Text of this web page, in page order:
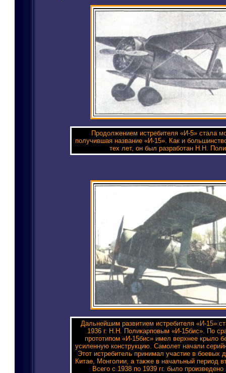
Продолжением истребителя «И-5» стала
получившая название «И-15». Как и
тех лет, он был разработан Н.Н.
Дальнейшим развитием истребителя «И-15»
1936 г. Н.Н. Поликарповым «И-15бис». По
прототипом «И-15бис» имел верхнее крыло
усиленную конструкцию. Самолет начали
Этот истребитель принимал участие в боевых
Китае, Монголии, а также в начальный период
Всего с 1938 по 1939 гг. было